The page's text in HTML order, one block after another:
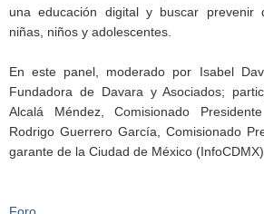
una educación digital y buscar prevenir
niñas, niños y adolescentes.
En este panel, moderado por Isabel
Fundadora de Davara y Asociados;
Alcalá Méndez, Comisionado
Rodrigo Guerrero García, Comisionado
garante de la Ciudad de México (InfoCDMX).
Foro